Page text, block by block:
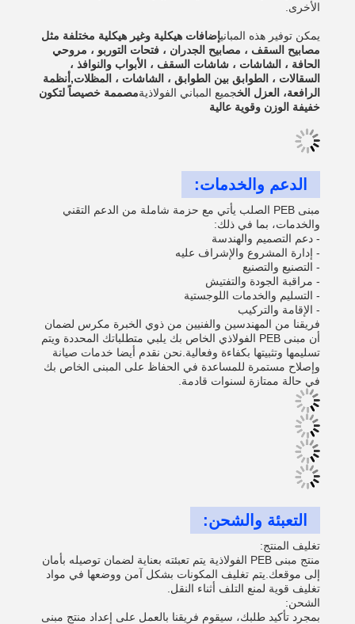
الأخرى.
يمكن توفير هذه المبانيإضافات هيكلية وغير هيكلية مختلفة مثل
مصابيح السقف ، مصابيح الجدران ، فتحات التوربو ، مروحي
الحافة ، الشاشات ، شاشات السقف ، الأبواب والنوافذ ،
السقالات ، الطوابق بين الطوابق ، الشاشات ، المظلات,أنظمة
الرافعة، العزل الخجميع المباني الفولاذيةمصممة خصيصاً لتكون
خفيفة الوزن وقوية عالية
الدعم والخدمات:
مبنى PEB الصلب يأتي مع حزمة شاملة من الدعم التقني
والخدمات، بما في ذلك:
- دعم التصميم والهندسة
- إدارة المشروع والإشراف عليه
- التصنيع والتصنيع
- مراقبة الجودة والتفتيش
- التسليم والخدمات اللوجستية
- الإقامة والتركيب
فريقنا من المهندسين والفنيين من ذوي الخبرة مكرس لضمان
أن مبنى PEB الفولاذي الخاص بك يلبي متطلباتك المحددة ويتم
تسليمها وتثبيتها بكفاءة وفعالية.نحن نقدم أيضا خدمات صيانة
وإصلاح مستمرة للمساعدة في الحفاظ على المبنى الخاص بك
في حالة ممتازة لسنوات قادمة.
التعبئة والشحن:
تغليف المنتج:
منتج مبنى PEB الفولاذية يتم تعبئته بعناية لضمان توصيله بأمان
إلى موقعك.يتم تغليف المكونات بشكل آمن ووضعها في مواد
تغليف قوية لمنع التلف أثناء النقل.
الشحن:
بمجرد تأكيد طلبك، سيقوم فريقنا بالعمل على إعداد منتج مبنى